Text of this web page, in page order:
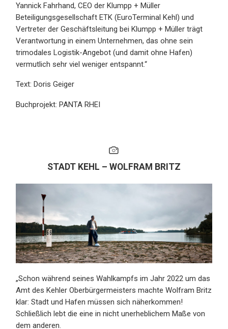
Yannick Fahrhand, CEO der Klumpp + Müller
Beteiligungsgesellschaft ETK (EuroTerminal Kehl) und
Vertreter der Geschäftsleitung bei Klumpp + Müller trägt
Verantwortung in einem Unternehmen, das ohne sein
trimodales Logistik-Angebot (und damit ohne Hafen)
vermutlich sehr viel weniger entspannt.“
Text: Doris Geiger
Buchprojekt: PANTA RHEI
STADT KEHL – WOLFRAM BRITZ
„Schon während seines Wahlkampfs im Jahr 2022 um das
Amt des Kehler Oberbürgermeisters machte Wolfram Britz
klar: Stadt und Hafen müssen sich näherkommen!
Schließlich lebt die eine in nicht unerheblichem Maße von
dem anderen.